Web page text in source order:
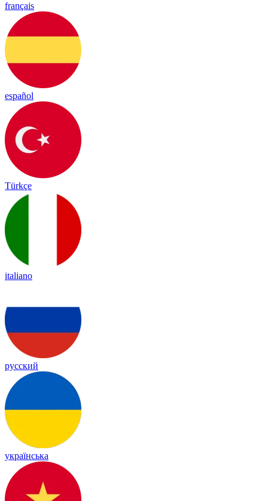
français
español
Türkçe
italiano
русский
українська